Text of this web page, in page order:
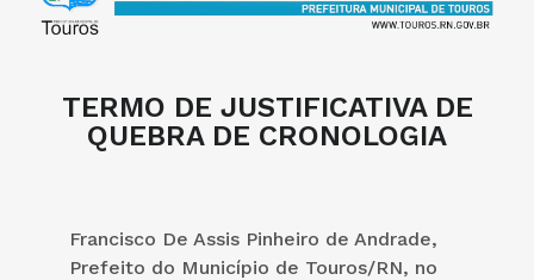
TERMO DE JUSTIFICATIVA DE
QUEBRA DE CRONOLOGIA
Francisco De Assis Pinheiro de Andrade,
Prefeito do Município de Touros/RN, no